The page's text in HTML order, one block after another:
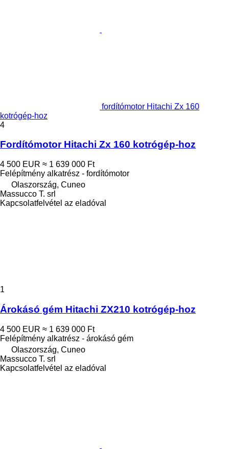
fordítómotor Hitachi Zx 160
kotrógép-hoz
4
Fordítómotor Hitachi Zx 160 kotrógép-hoz
4 500 EUR ≈ 1 639 000 Ft
Felépítmény alkatrész - fordítómotor
Olaszország, Cuneo
Massucco T. srl
Kapcsolatfelvétel az eladóval
1
Árokásó gém Hitachi ZX210 kotrógép-hoz
4 500 EUR ≈ 1 639 000 Ft
Felépítmény alkatrész - árokásó gém
Olaszország, Cuneo
Massucco T. srl
Kapcsolatfelvétel az eladóval